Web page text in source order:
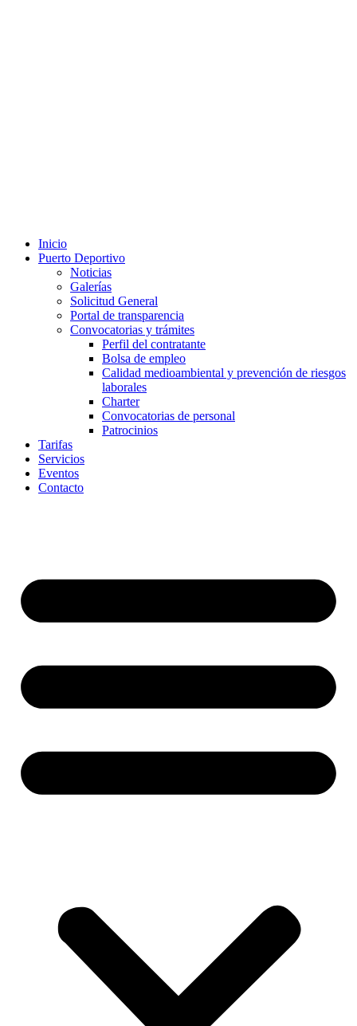
Inicio
Puerto Deportivo
Noticias
Galerías
Solicitud General
Portal de transparencia
Convocatorias y trámites
Perfil del contratante
Bolsa de empleo
Calidad medioambiental y prevención de riesgos
laborales
Charter
Convocatorias de personal
Patrocinios
Tarifas
Servicios
Eventos
Contacto